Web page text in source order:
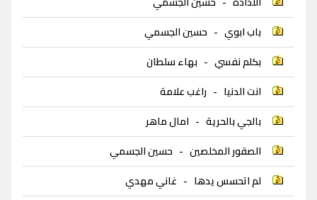
باب ابوي - حسين الجسمي
بكلم نفسي - بهاء سلطان
انت الدنيا - راغب علامة
بالجي بالحرية - امال ماهر
الصقور المخلصين - حسين الجسمي
لم اتحسس يدها - غاني مهدي